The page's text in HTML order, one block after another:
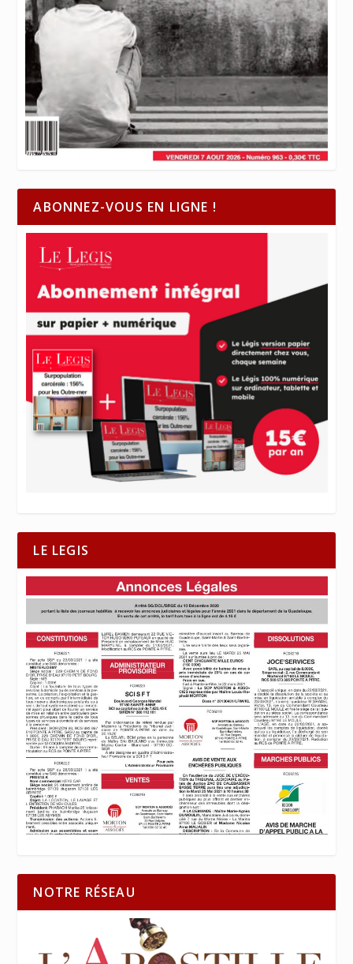
ABONNEZ-VOUS EN LIGNE !
LE LEGIS
NOTRE RÉSEAU